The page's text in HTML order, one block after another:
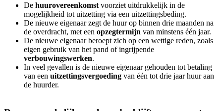
De huurovereenkomst voorziet uitdrukkelijk in de
mogelijkheid tot uitzetting via een uitzettingsbeding.
De nieuwe eigenaar zegt de huur op binnen drie maanden na
de overdracht, met een opzegtermijn van minstens één jaar.
De nieuwe eigenaar beroept zich op een wettige reden, zoals
eigen gebruik van het pand of ingrijpende
verbouwingswerken.
In veel gevallen is de nieuwe eigenaar gehouden tot betaling
van een uitzettingsvergoeding van één tot drie jaar huur aan
de huurder.